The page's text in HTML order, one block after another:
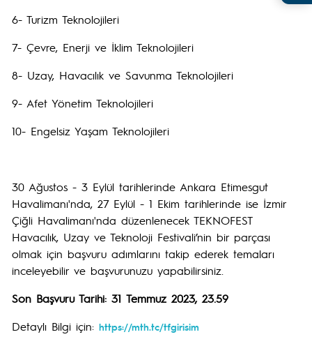
6- Turizm Teknolojileri
7- Çevre, Enerji ve İklim Teknolojileri
8- Uzay, Havacılık ve Savunma Teknolojileri
9- Afet Yönetim Teknolojileri
10- Engelsiz Yaşam Teknolojileri
30 Ağustos - 3 Eylül tarihlerinde Ankara Etimesgut
Havalimanı'nda, 27 Eylül - 1 Ekim tarihlerinde ise İzmir
Çiğli Havalimanı'nda düzenlenecek TEKNOFEST
Havacılık, Uzay ve Teknoloji Festivali’nin bir parçası
olmak için başvuru adımlarını takip ederek temaları
inceleyebilir ve başvurunuzu yapabilirsiniz.
Son Başvuru Tarihi: 31 Temmuz 2023, 23.59
Detaylı Bilgi için: https://mth.tc/tfgirisim